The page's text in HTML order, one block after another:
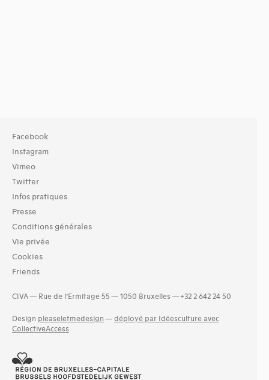
Facebook
Instagram
Vimeo
Twitter
Infos pratiques
Presse
Conditions générales
Vie privée
Cookies
Friends
CIVA — Rue de l’Ermitage 55 — 1050 Bruxelles — +32 2 642 24 50
Design pleaseletmedesign — déployé par Idéesculture avec
CollectiveAccess